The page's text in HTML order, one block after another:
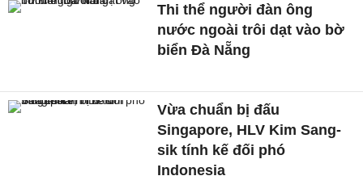
Thi thể người đàn ông
nước ngoài trôi dạt vào bờ
biển Đà Nẵng
Vừa chuẩn bị đấu
Singapore, HLV Kim Sang-
sik tính kế đối phó
Indonesia